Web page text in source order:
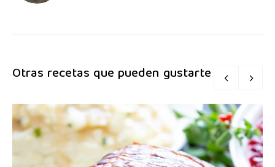
Otras recetas que pueden gustarte